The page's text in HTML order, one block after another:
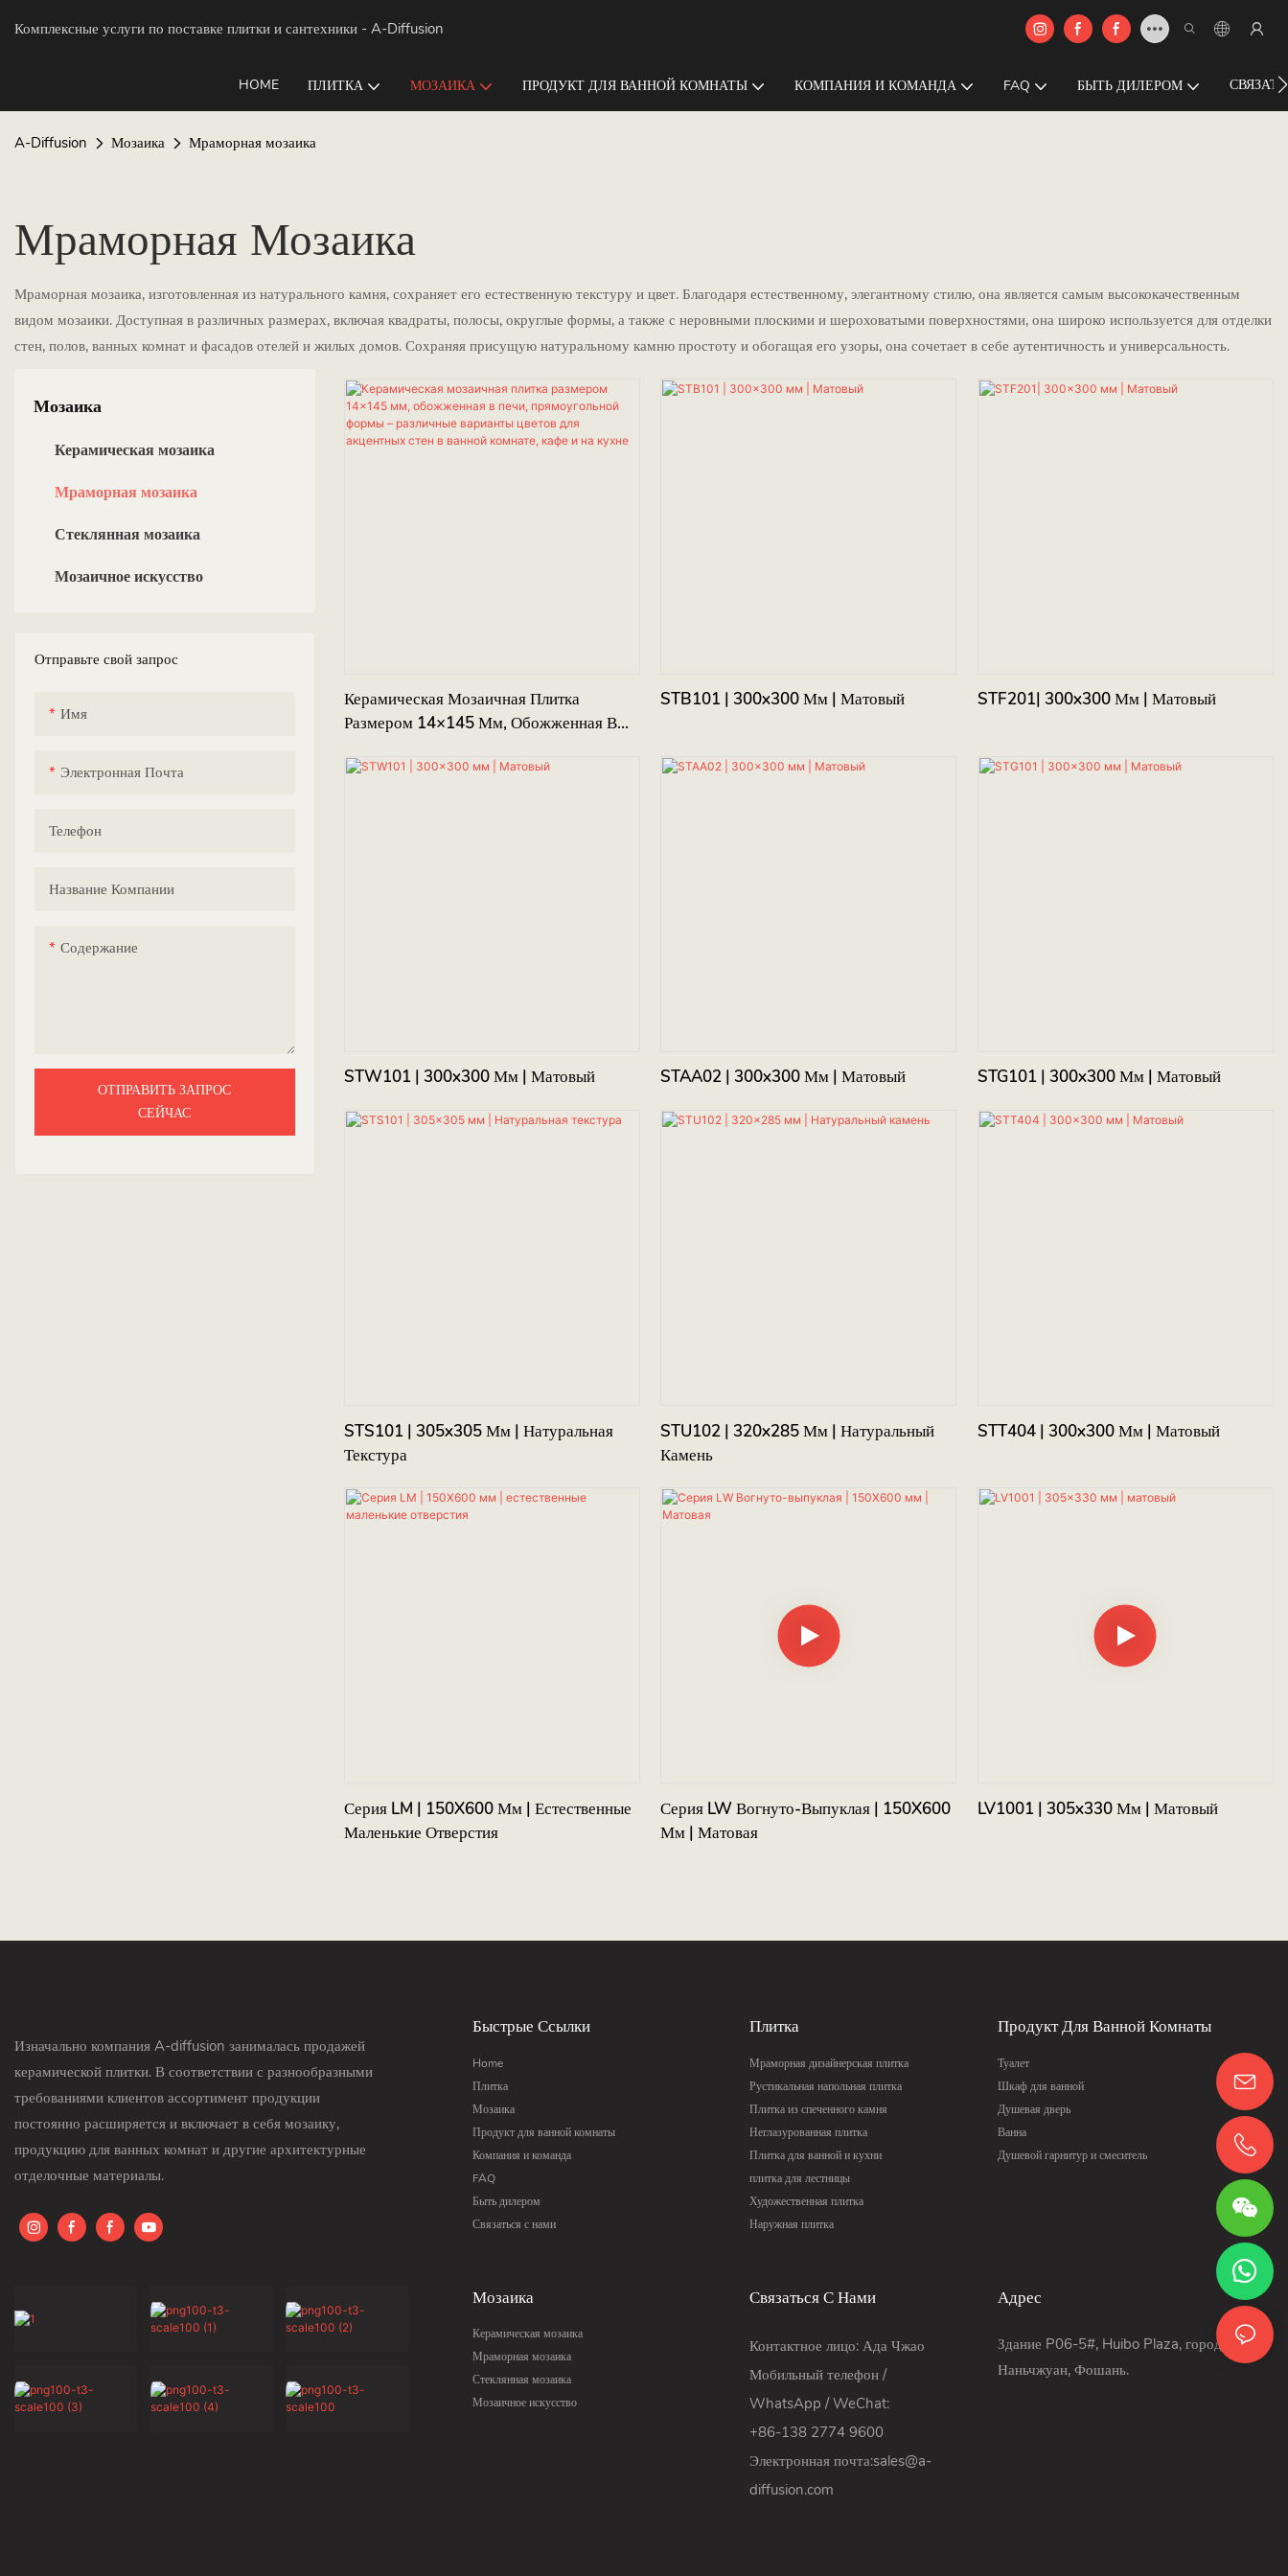
Комплексные услуги по поставке плитки и сантехники - A-Diffusion
HOME ПЛИТКА МОЗАИКА ПРОДУКТ ДЛЯ ВАННОЙ КОМНАТЫ КОМПАНИЯ И КОМАНДА FAQ БЫТЬ ДИЛЕРОМ
A-Diffusion Мозаика Мраморная мозаика
Мраморная Мозаика
Мраморная мозаика, изготовленная из натурального камня, сохраняет его естественную текстуру и цвет. Благодаря естественному, элегантному стилю, она является самым высококачественным
видом мозаики. Доступная в различных размерах, включая квадраты, полосы, округлые формы, а также с неровными плоскими и шероховатыми поверхностями, она широко используется для отделки
стен, полов, ванных комнат и фасадов отелей и жилых домов. Сохраняя присущую натуральному камню простоту и обогащая его узоры, она сочетает в себе аутентичность и универсальность.
Мозаика
Керамическая мозаика
Мраморная мозаика
Стеклянная мозаика
Мозаичное искусство
Отправьте свой запрос
Имя
Электронная Почта
Телефон
Название Компании
Содержание
ОТПРАВИТЬ ЗАПРОС
СЕЙЧАС
Керамическая Мозаичная Плитка
Размером 14×145 Мм, Обожженная В
Различные Варианты Цветов Для
STB101 | 300x300 Мм | Матовый STF201| 300x300 Мм | Матовый
STW101 | 300x300 Мм | Матовый STAA02 | 300x300 Мм | Матовый STG101 | 300x300 Мм | Матовый
STS101 | 305x305 Мм | Натуральная
Текстура
STU102 | 320x285 Мм | Натуральный
Камень
STT404 | 300x300 Мм | Матовый
Серия LM | 150X600 Мм | Естественные
Маленькие Отверстия
Серия LW Вогнуто-Выпуклая | 150X600
Мм | Матовая
LV1001 | 305x330 Мм | Матовый
Изначально компания A-diffusion занималась продажей
керамической плитки. В соответствии с разнообразными
требованиями клиентов ассортимент продукции
постоянно расширяется и включает в себя мозаику,
продукцию для ванных комнат и другие архитектурные
отделочные материалы.
Быстрые Ссылки
Home
Плитка
Мозаика
Продукт для ванной комнаты
Компания и команда
FAQ
Быть дилером
Связаться с нами
Плитка
Мраморная дизайнерская плитка
Рустикальная напольная плитка
Плитка из спеченного камня
Неглазурованная плитка
Плитка для ванной и кухни
плитка для лестницы
Художественная плитка
Наружная плитка
Продукт Для Ванной Комнаты
Туалет
Шкаф для ванной
Душевая дверь
Ванна
Душевой гарнитур и смеситель
Мозаика
Керамическая мозаика
Мраморная мозаика
Стеклянная мозаика
Мозаичное искусство
Связаться С Нами
Контактное лицо: Ада Чжао
Мобильный телефон /
WhatsApp / WeChat:
+86-138 2774 9600
Электронная почта:sales@a-
diffusion.com
Адрес
Здание P06-5#, Huibo Plaza, город
Наньчжуан, Фошань.